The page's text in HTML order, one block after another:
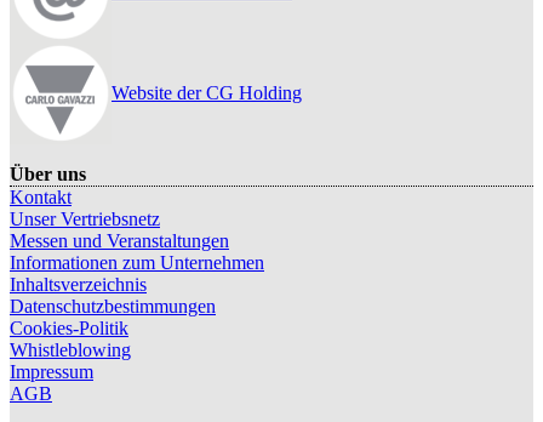
Website der CG Holding
Über uns
Kontakt
Unser Vertriebsnetz
Messen und Veranstaltungen
Informationen zum Unternehmen
Inhaltsverzeichnis
Datenschutzbestimmungen
Cookies-Politik
Whistleblowing
Impressum
AGB